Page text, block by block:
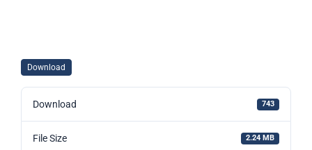
Download
Download 743
File Size 2.24 MB